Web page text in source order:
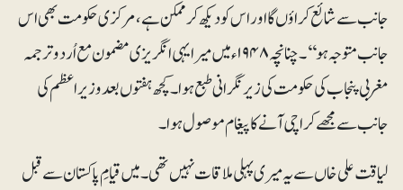
جانب سے شائع کراؤں گا اور اس کو دیکھ کر ممکن ہے، مرکزی حکومت بھی اس
جانب متوجہ ہو‘‘۔ چنانچہ ۱۹۴۸ء میں میرا یہی انگریزی مضمون مع اُردو ترجمہ
مغربی پنجاب کی حکومت کی زیرنگرانی طبع ہوا۔ کچھ ہفتوں بعد وزیراعظم کی
جانب سے مجھے کراچی آنے کا پیغام موصول ہوا۔
لیاقت علی خاں سے یہ میری پہلی ملاقات نہیں تھی۔ میں قیامِ پاکستان سے قبل